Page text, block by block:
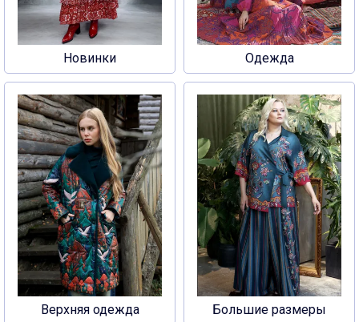
Новинки Одежда
Верхняя одежда Большие размеры